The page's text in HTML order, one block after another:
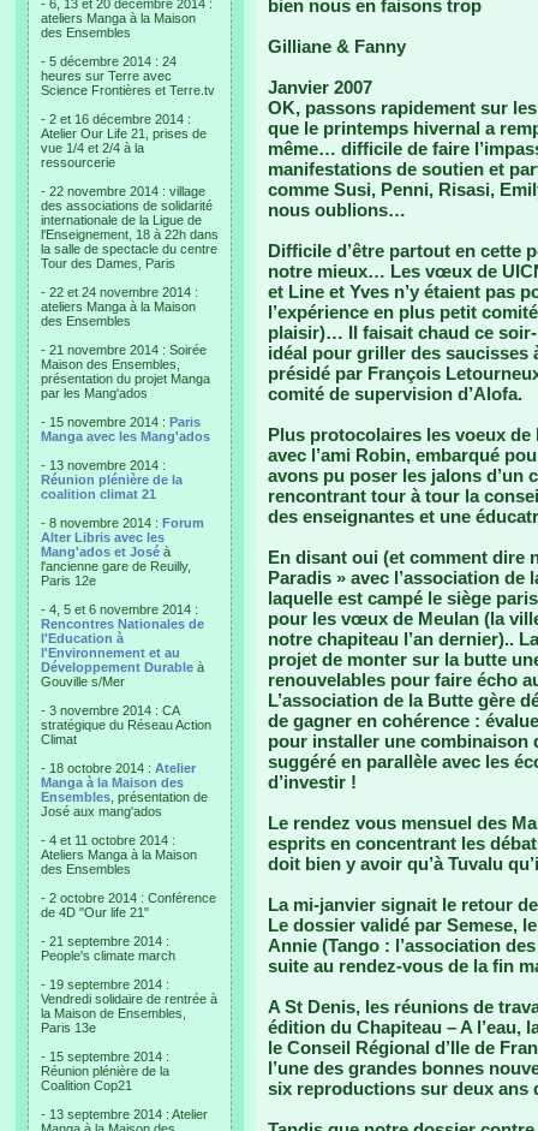
- 6, 13 et 20 décembre 2014 :
ateliers Manga à la Maison
des Ensembles
- 5 décembre 2014 : 24
heures sur Terre avec
Science Frontières et Terre.tv
- 2 et 16 décembre 2014 :
Atelier Our Life 21, prises de
vue 1/4 et 2/4 à la
ressourcerie
- 22 novembre 2014 : village
des associations de solidarité
internationale de la Ligue de
l'Enseignement, 18 à 22h dans
la salle de spectacle du centre
Tour des Dames, Paris
- 22 et 24 novembre 2014 :
ateliers Manga à la Maison
des Ensembles
- 21 novembre 2014 : Soirée
Maison des Ensembles,
présentation du projet Manga
par les Mang'ados
- 15 novembre 2014 : Paris
Manga avec les Mang'ados
- 13 novembre 2014 :
Réunion plénière de la
coalition climat 21
- 8 novembre 2014 : Forum
Alter Libris avec les
Mang'ados et José à
l'ancienne gare de Reuilly,
Paris 12e
- 4, 5 et 6 novembre 2014 :
Rencontres Nationales de
l'Education à
l'Environnement et au
Développement Durable à
Gouville s/Mer
- 3 novembre 2014 : CA
stratégique du Réseau Action
Climat
- 18 octobre 2014 : Atelier
Manga à la Maison des
Ensembles , présentation de
José aux mang'ados
- 4 et 11 octobre 2014 :
Ateliers Manga à la Maison
des Ensembles
- 2 octobre 2014 : Conférence
de 4D "Our life 21"
- 21 septembre 2014 :
People's climate march
- 19 septembre 2014 :
Vendredi solidaire de rentrée à
la Maison de Ensembles,
Paris 13e
- 15 septembre 2014 :
Réunion plénière de la
Coalition Cop21
- 13 septembre 2014 : Atelier
bien nous en faisons trop
Gilliane & Fanny
Janvier 2007
OK, passons rapidement sur
que le printemps hivernal a
même… difficile de faire
manifestations de soutien et
comme Susi, Penni, Risasi,
nous oublions…
Difficile d’être partout en cette
notre mieux… Les vœux de
et Line et Yves n’y étaient pas
l’expérience en plus petit
plaisir)… Il faisait chaud ce soir-
idéal pour griller des saucisses
présidé par François
comité de supervision d’Alofa.
Plus protocolaires les voeux
avec l’ami Robin, embarqué
avons pu poser les jalons d’un
rencontrant tour à tour la
des enseignantes et une
En disant oui (et comment dire
Paradis » avec l’association
laquelle est campé le siège
pour les vœux de Meulan (la
notre chapiteau l’an dernier)..
projet de monter sur la butte
renouvelables pour faire écho
L’association de la Butte gère
de gagner en cohérence :
pour installer une combinaison
suggéré en parallèle avec les
d’investir !
Le rendez vous mensuel des
esprits en concentrant les
doit bien y avoir qu’à Tuvalu
La mi-janvier signait le retour
Le dossier validé par Semese,
Annie (Tango : l’association
suite au rendez-vous de la fin
A St Denis, les réunions de
édition du Chapiteau – A l’eau,
le Conseil Régional d’Ile de
l’une des grandes bonnes
six reproductions sur deux ans